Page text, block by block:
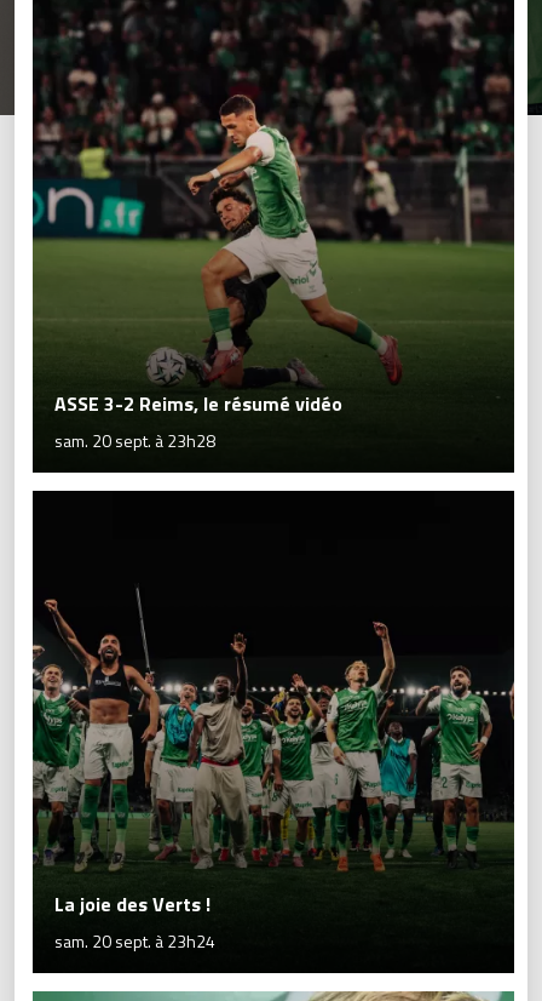
ASSE 3-2 Reims, le résumé vidéo
sam. 20 sept. à 23h28
La joie des Verts !
sam. 20 sept. à 23h24